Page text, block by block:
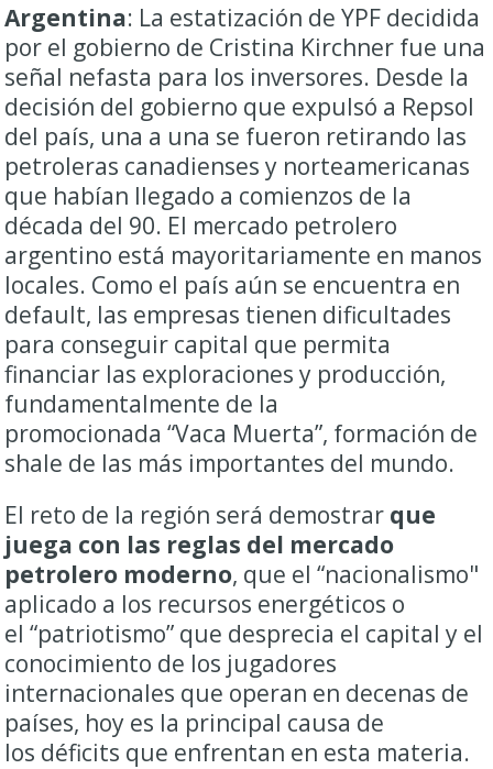
Argentina: La estatización de YPF decidida
por el gobierno de Cristina Kirchner fue una
señal nefasta para los inversores. Desde la
decisión del gobierno que expulsó a Repsol
del país, una a una se fueron retirando las
petroleras canadienses y norteamericanas
que habían llegado a comienzos de la
década del 90. El mercado petrolero
argentino está mayoritariamente en manos
locales. Como el país aún se encuentra en
default, las empresas tienen dificultades
para conseguir capital que permita
financiar las exploraciones y producción,
fundamentalmente de la
promocionada “Vaca Muerta”, formación de
shale de las más importantes del mundo.
El reto de la región será demostrar que
juega con las reglas del mercado
petrolero moderno, que el “nacionalismo"
aplicado a los recursos energéticos o
el “patriotismo” que desprecia el capital y el
conocimiento de los jugadores
internacionales que operan en decenas de
países, hoy es la principal causa de
los déficits que enfrentan en esta materia.